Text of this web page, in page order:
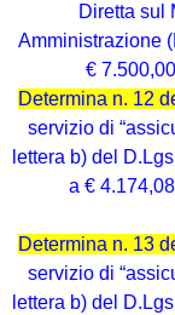
Diretta sul
Amministrazione
€
Determina n. 12
servizio di
lettera b) del
a €
Determina n. 13
servizio di
lettera b) del